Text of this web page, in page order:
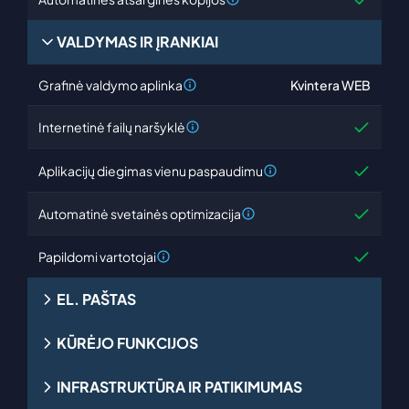
VALDYMAS IR ĮRANKIAI
Grafinė valdymo aplinka Kvintera WEB
Internetinė failų naršyklė
Aplikacijų diegimas vienu paspaudimu
Automatinė svetainės optimizacija
Papildomi vartotojai
EL. PAŠTAS
El. pašto dėžutės
SMTP siuntimas Su TLS/SSL apsauga
KŪRĖJO FUNKCIJOS
MySQL duombazės
INFRASTRUKTŪRA IR PATIKIMUMAS